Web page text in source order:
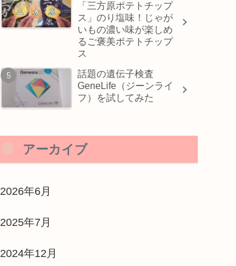
「三方原ポテトチップ
ス」のり塩味！じゃが
いもの濃い味が楽しめ
るご褒美ポテトチップ
ス
話題の遺伝子検査
GeneLife（ジーンライ
フ）を試してみた
アーカイブ
2026年6月
2025年7月
2024年12月